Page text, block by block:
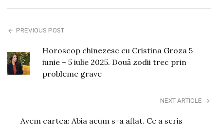
PREVIOUS POST
Horoscop chinezesc cu Cristina Groza 5
iunie – 5 iulie 2025. Două zodii trec prin
probleme grave
NEXT ARTICLE
Avem cartea: Abia acum s-a aflat. Ce a scris